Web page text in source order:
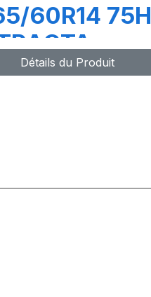
60R14 75H
Détails du Produit